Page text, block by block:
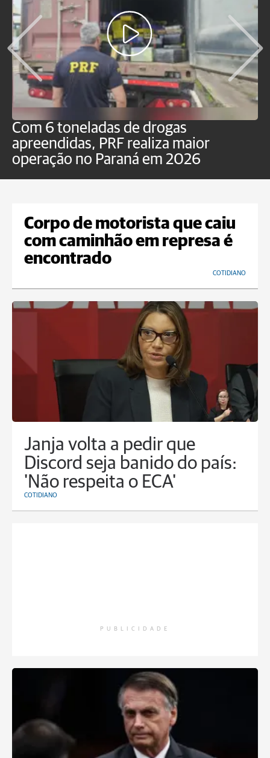
Com 6 toneladas de drogas
apreendidas, PRF realiza maior
operação no Paraná em 2026
Corpo de motorista que caiu
com caminhão em represa é
encontrado
COTIDIANO
Janja volta a pedir que
Discord seja banido do país:
'Não respeita o ECA'
COTIDIANO
PUBLICIDADE